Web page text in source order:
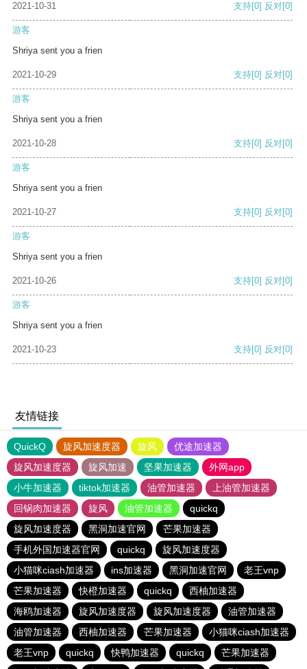
2021-10-31 支持[0] 反对[0]
游客
Shriya sent you a frien
2021-10-29 支持[0] 反对[0]
游客
Shriya sent you a frien
2021-10-28 支持[0] 反对[0]
游客
Shriya sent you a frien
2021-10-27 支持[0] 反对[0]
游客
Shriya sent you a frien
2021-10-26 支持[0] 反对[0]
游客
Shriya sent you a frien
2021-10-23 支持[0] 反对[0]
友情链接
QuickQ 旋风加速度器 旋风
优途加速器
旋风加速度器
旋风加速 坚果加速器
外网app
小牛加速器
tiktok加速器 油管加速器
上油管加速器
回锅肉加速器
旋风 油管加速器
quickq
旋风加速度器
黑洞加速官网
芒果加速器
手机外国加速器官网
quickq
旋风加速度器
小猫咪ciash加速器
ins加速器 黑洞加速官网
老王vnp
芒果加速器
快橙加速器 quickq
西柚加速器
海鸥加速器
旋风加速度器 旋风加速度器
油管加速器
油管加速器
西柚加速器 芒果加速器
小猫咪ciash加速器
老王vnp
quickq 快鸭加速器 quickq
芒果加速器